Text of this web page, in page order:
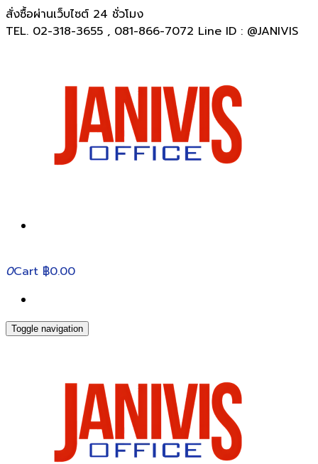
สั่งซื้อผ่านเว็บไซต์ 24 ชั่วโมง
TEL. 02-318-3655 , 081-866-7072 Line ID : @JANIVIS
0Cart ฿0.00
Toggle navigation